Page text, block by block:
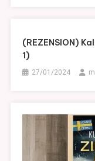
(REZENSION)
1)
27/01/2024